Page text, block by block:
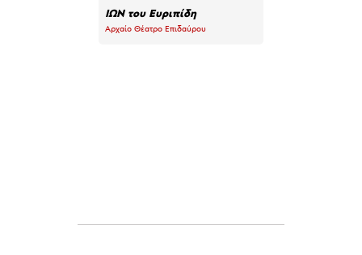
ΙΩΝ του Ευριπίδη
Αρχαίο Θέατρο Επιδαύρου